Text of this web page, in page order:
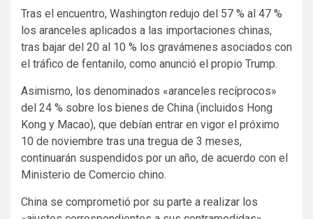
Tras el encuentro, Washington redujo del 57 % al 47 %
los aranceles aplicados a las importaciones chinas,
tras bajar del 20 al 10 % los gravámenes asociados con
el tráfico de fentanilo, como anunció el propio Trump.
Asimismo, los denominados «aranceles recíprocos»
del 24 % sobre los bienes de China (incluidos Hong
Kong y Macao), que debían entrar en vigor el próximo
10 de noviembre tras una tregua de 3 meses,
continuarán suspendidos por un año, de acuerdo con el
Ministerio de Comercio chino.
China se comprometió por su parte a realizar los